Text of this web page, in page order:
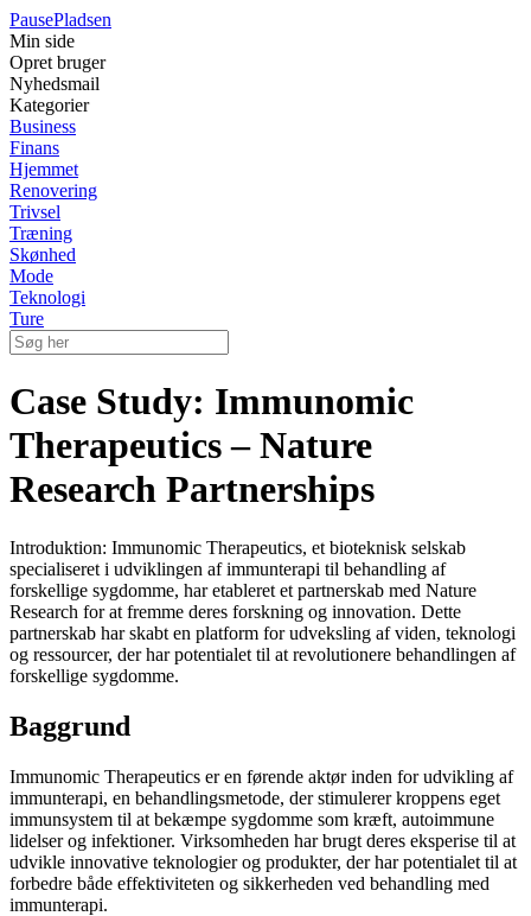
PausePladsen
Min side
Opret bruger
Nyhedsmail
Kategorier
Business
Finans
Hjemmet
Renovering
Trivsel
Træning
Skønhed
Mode
Teknologi
Ture
Case Study: Immunomic
Therapeutics – Nature
Research Partnerships
Introduktion: Immunomic Therapeutics, et bioteknisk selskab
specialiseret i udviklingen af ​​immunterapi til behandling af
forskellige sygdomme, har etableret et partnerskab med Nature
Research for at fremme deres forskning og innovation. Dette
partnerskab har skabt en platform for udveksling af viden, teknologi
og ressourcer, der har potentialet til at revolutionere behandlingen af
forskellige sygdomme.
Baggrund
Immunomic Therapeutics er en førende aktør inden for udvikling af
immunterapi, en behandlingsmetode, der stimulerer kroppens eget
immunsystem til at bekæmpe sygdomme som kræft, autoimmune
lidelser og infektioner. Virksomheden har brugt deres eksperise til at
udvikle innovative teknologier og produkter, der har potentialet til at
forbedre både effektiviteten og sikkerheden ved behandling med
immunterapi.